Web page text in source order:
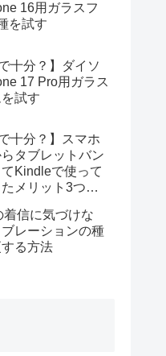
16用ガラスフ
を試す
十分？】ダイソ
17 Pro用ガラス
試す
十分？】スマホ
タブレットバン
てKindleで使って
メリット3つデ
着信に気づけな
レーションの種
る方法